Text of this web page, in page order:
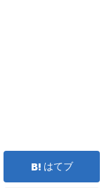
はてブ